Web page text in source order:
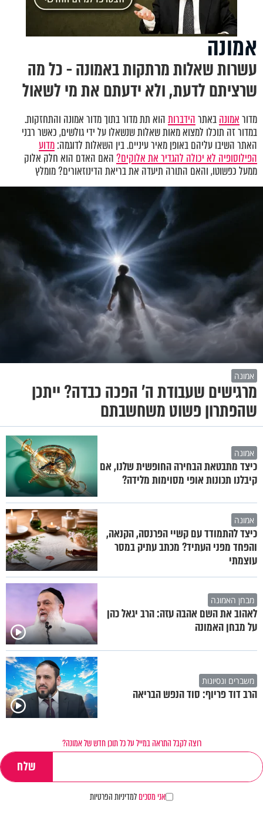
אמונה
עשרות שאלות מרתקות באמונה - כל מה
שרציתם לדעת, ולא ידעתם את מי לשאול
מדוראמונהבאתרהידברותהוא תת מדור בתוך מדור אמונה והתחזקות.
במדור זה תוכלו למצוא מאות שאלות שנשאלו על ידי גולשים, כאשר רבני
האתר השיבו עליהם באופן מאיר עיניים. בין השאלות לדוגמה:מדוע
הפילוסופיה לא יכולה להגדיר את אלוקים?האם האדם הוא חלק אלוק
ממעל כפשוטו, והאם התורה תיעדה את בריאת הדינוזאורים? מומלץ
אמונה
מרגישים שעבודת ה' הפכה כבדה? ייתכן
שהפתרון פשוט משחשבתם
אמונה
כיצד מתבטאת הבחירה החופשית שלנו, אם
קיבלנו תכונות אופי מסוימות מלידה?
אמונה
כיצד להתמודד עם קשיי הפרנסה, הקנאה,
והפחד מפני העתיד? מכתב עתיק במסר
עוצמתי
מבחן האמונה
לאהוב את השם אהבה עזה: הרב יגאל כהן
על מבחן האמונה
משברים ונסיונות
הרב דוד פריוף: סוד הנפש הבריאה
רוצה לקבל התראה במייל על כל תוכן חדש של אמונה?
אני מסכיםלמדיניות הפרטיות